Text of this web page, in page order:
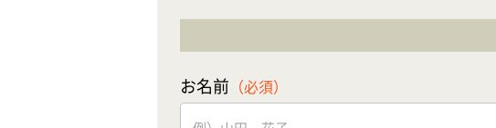
お名前 （必須）